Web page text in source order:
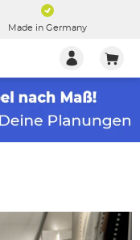
Made in Germany